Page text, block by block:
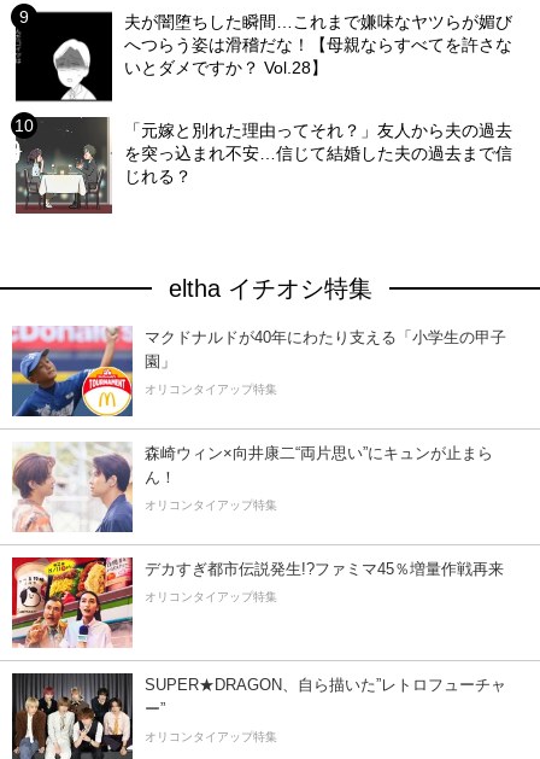
夫が闇堕ちした瞬間…これまで嫌味なヤツらが媚び
へつらう姿は滑稽だな！【母親ならすべてを許さな
いとダメですか？ Vol.28】
「元嫁と別れた理由ってそれ？」友人から夫の過去
を突っ込まれ不安…信じて結婚した夫の過去まで信
じれる？
eltha イチオシ特集
マクドナルドが40年にわたり支える「小学生の甲子
園」
オリコンタイアップ特集
森崎ウィン×向井康二“両片思い”にキュンが止まら
ん！
オリコンタイアップ特集
デカすぎ都市伝説発生!?ファミマ45％増量作戦再来
オリコンタイアップ特集
SUPER★DRAGON、自ら描いた”レトロフューチャ
ー”
オリコンタイアップ特集